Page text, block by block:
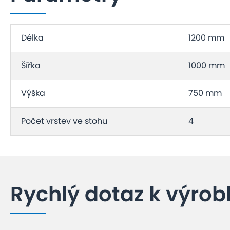
Délka 1200 mm
Šířka 1000 mm
Výška 750 mm
Počet vrstev ve stohu 4
Rychlý dotaz k